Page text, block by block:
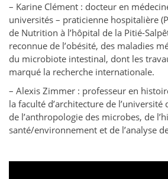
– Karine Clément : docteur en
universités – praticienne hospitalière
de Nutrition à l’hôpital de la Pitié-
reconnue de l’obésité, des maladies
du microbiote intestinal, dont les
marqué la recherche internationale.
– Alexis Zimmer : professeur en
la faculté d’architecture de l’université
de l’anthropologie des microbes, de
santé/environnement et de l’analyse